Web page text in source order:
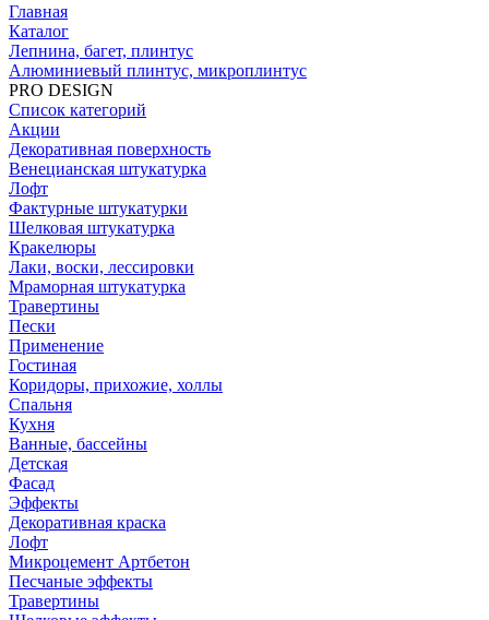
Главная
Каталог
Лепнина, багет, плинтус
Алюминиевый плинтус, микроплинтус
PRO DESIGN
Список категорий
Акции
Декоративная поверхность
Венецианская штукатурка
Лофт
Фактурные штукатурки
Шелковая штукатурка
Кракелюры
Лаки, воски, лессировки
Мраморная штукатурка
Травертины
Пески
Применение
Гостиная
Коридоры, прихожие, холлы
Спальня
Кухня
Ванные, бассейны
Детская
Фасад
Эффекты
Декоративная краска
Лофт
Микроцемент Артбетон
Песчаные эффекты
Травертины